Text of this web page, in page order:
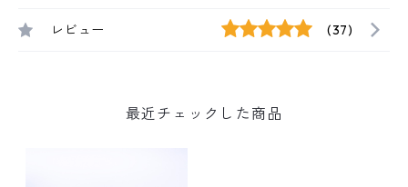
レビュー (37)
最近チェックした商品